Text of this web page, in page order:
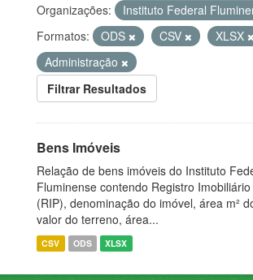
Organizações:
Instituto Federal
Formatos:
ODS CSV XLSX
Administração
Filtrar Resultados
Bens Imóveis
Relação de bens imóveis do Instituto
Fluminense contendo Registro
(RIP), denominação do imóvel, área m²
valor do terreno, área...
CSV ODS XLSX